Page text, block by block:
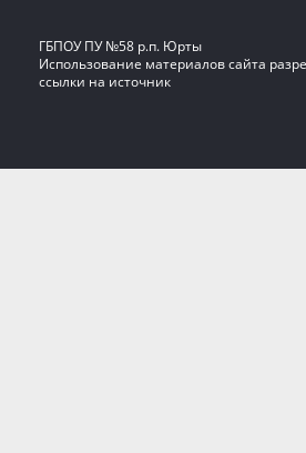
ГБПОУ ПУ №58 р.п. Юрты
Использование материалов сайта
ссылки на источник